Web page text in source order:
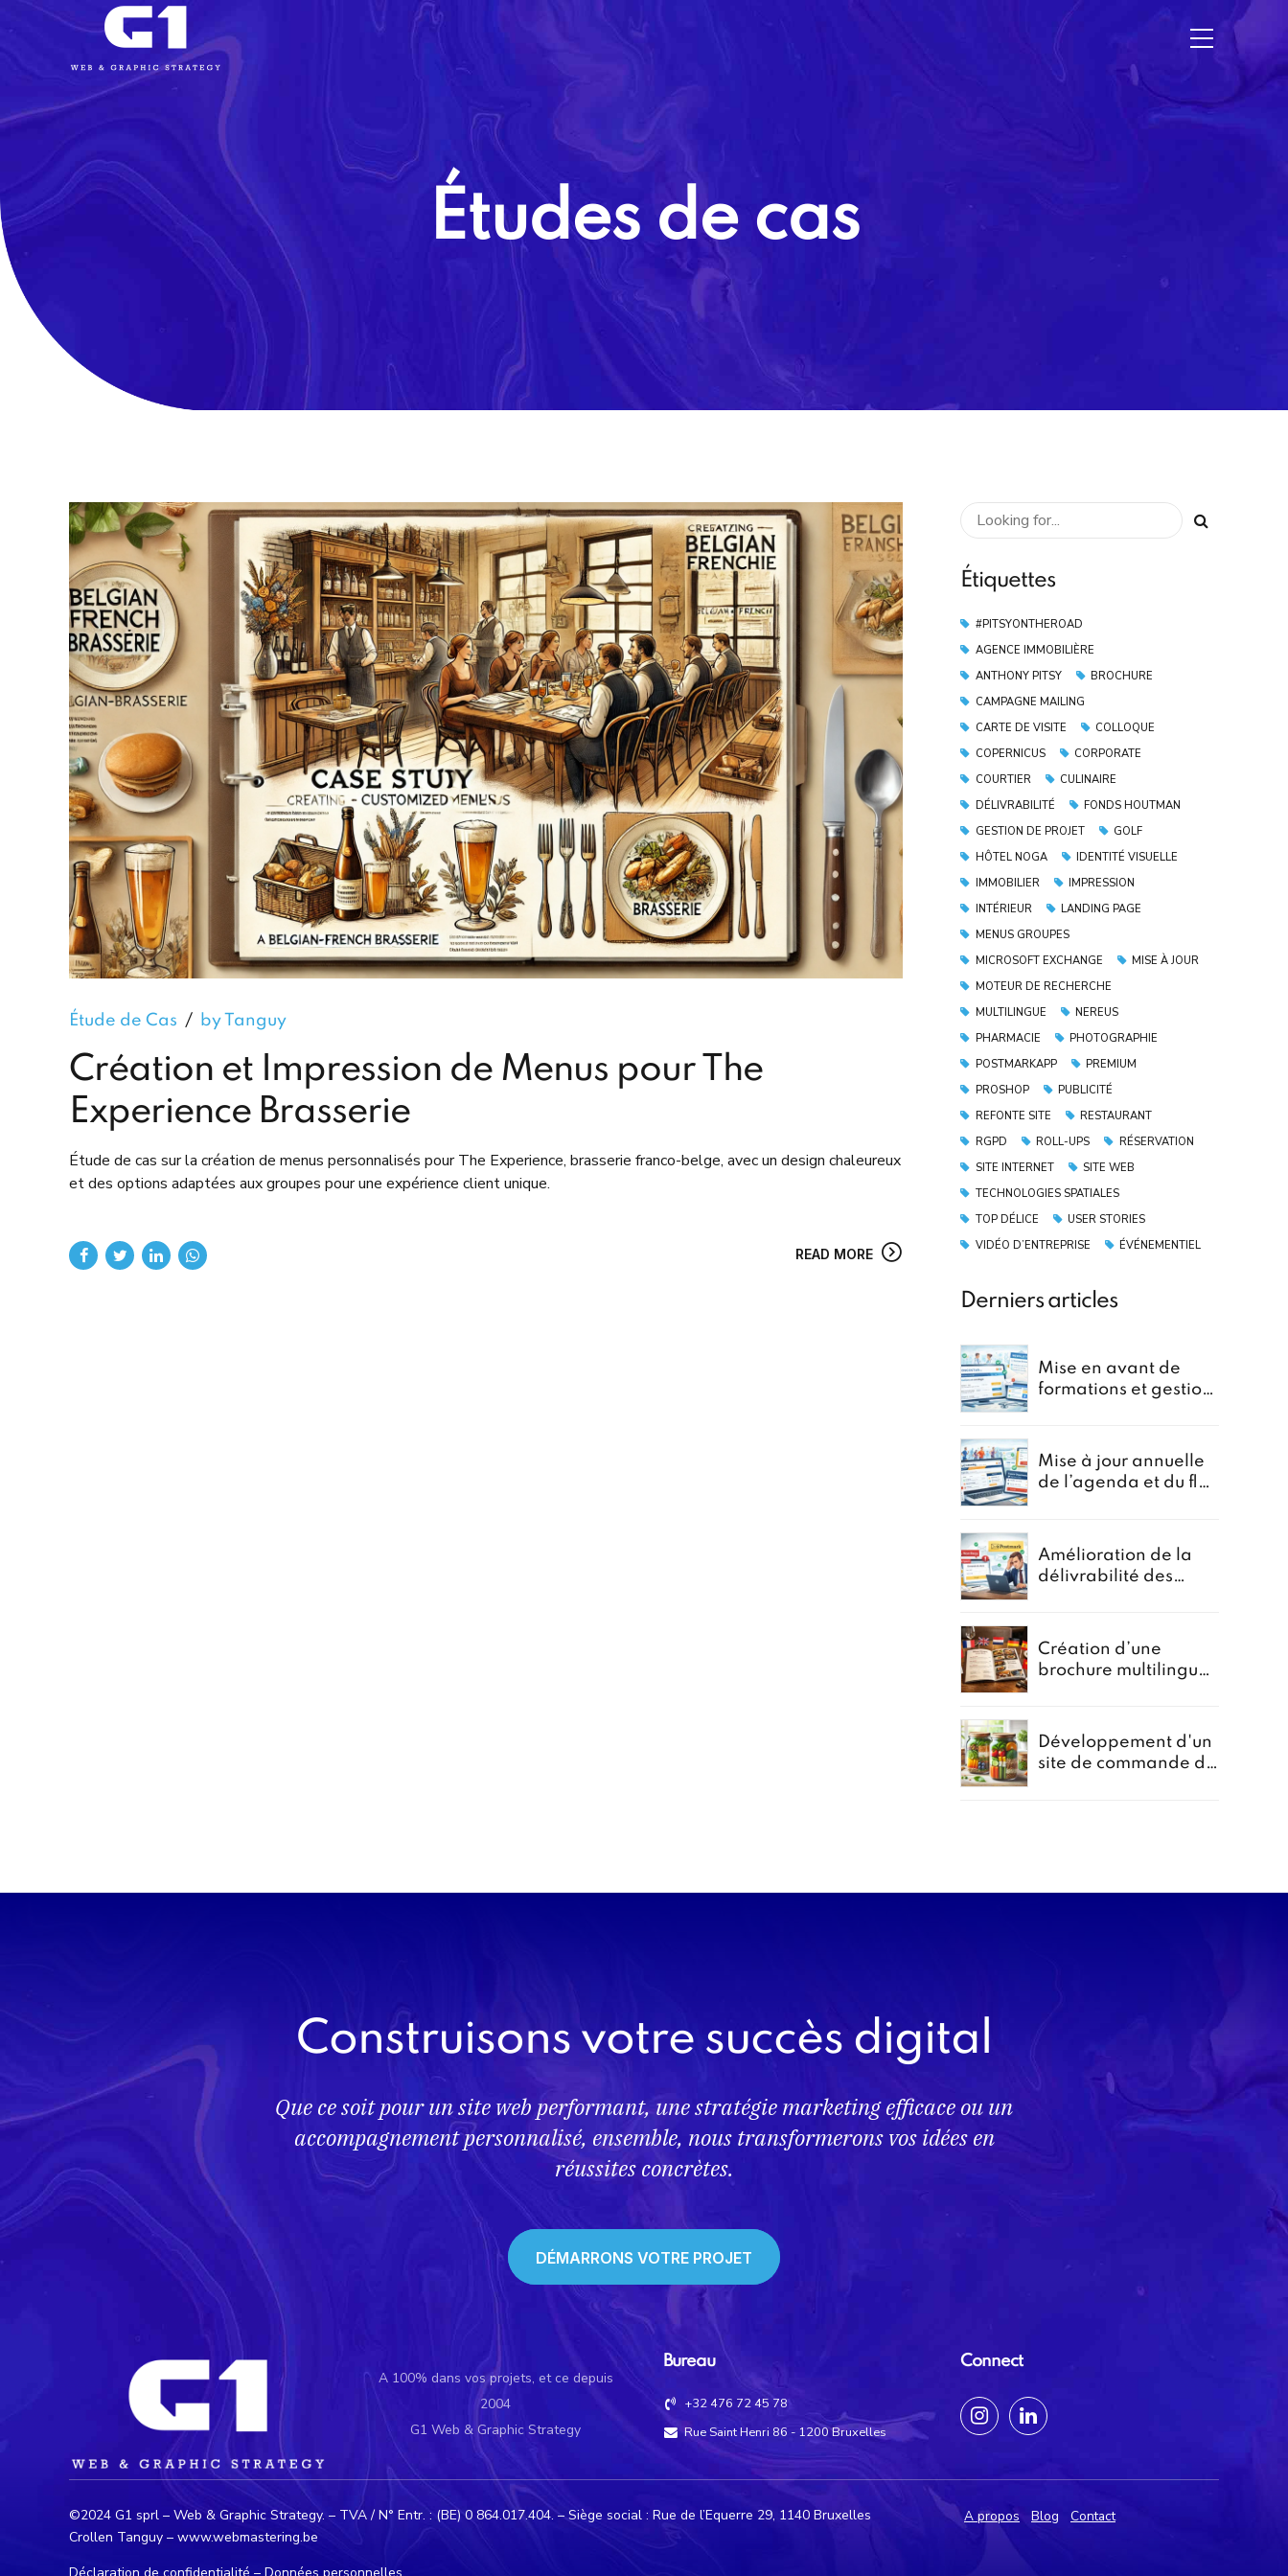
Contact
Études de cas
Étude de Cas by Tanguy
Création et Impression de Menus pour The
Experience Brasserie
Étude de cas sur la création de menus personnalisés pour The Experience, brasserie franco-belge, avec un design chaleureux
et des options adaptées aux groupes pour une expérience client unique.
READ MORE
Étiquettes
#PITSYONTHEROAD
AGENCE IMMOBILIÈRE
ANTHONY PITSY
BROCHURE
CAMPAGNE MAILING
CARTE DE VISITE
COLLOQUE
COPERNICUS
CORPORATE
COURTIER
CULINAIRE
DÉLIVRABILITÉ
FONDS HOUTMAN
GESTION DE PROJET
GOLF
HÔTEL NOGA
IDENTITÉ VISUELLE
IMMOBILIER
IMPRESSION
INTÉRIEUR
LANDING PAGE
MENUS GROUPES
MICROSOFT EXCHANGE
MISE À JOUR
MOTEUR DE RECHERCHE
MULTILINGUE
NEREUS
PHARMACIE
PHOTOGRAPHIE
POSTMARKAPP
PREMIUM
PROSHOP
PUBLICITÉ
REFONTE SITE
RESTAURANT
RGPD
ROLL-UPS
RÉSERVATION
SITE INTERNET
SITE WEB
TECHNOLOGIES SPATIALES
TOP DÉLICE
USER STORIES
VIDÉO D’ENTREPRISE
ÉVÉNEMENTIEL
Derniers articles
Mise en avant de
formations et gestion
Mise à jour annuelle
de l’agenda et du flux
Amélioration de la
délivrabilité des
assurances
Création d’une
brochure multilingue
Développement d'un
site de commande de
Construisons votre succès digital
Que ce soit pour un site web performant, une stratégie marketing efficace ou un
accompagnement personnalisé, ensemble, nous transformerons vos idées en
réussites concrètes.
DÉMARRONS VOTRE PROJET
A 100% dans vos projets, et ce depuis
2004
G1 Web & Graphic Strategy
Bureau
+32 476 72 45 78
Rue Saint Henri 86 - 1200 Bruxelles
Connect
©2024 G1 sprl – Web & Graphic Strategy. – TVA / N° Entr. : (BE) 0 864.017.404. – Siège social : Rue de l’Equerre 29, 1140 Bruxelles
Crollen Tanguy – www.webmastering.be
Déclaration de confidentialité – Données personnelles
A propos Blog Contact